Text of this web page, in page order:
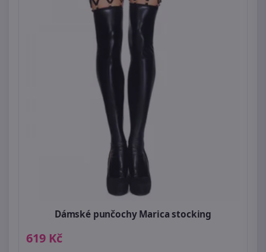
Dámské punčochy Marica stocking
619 Kč